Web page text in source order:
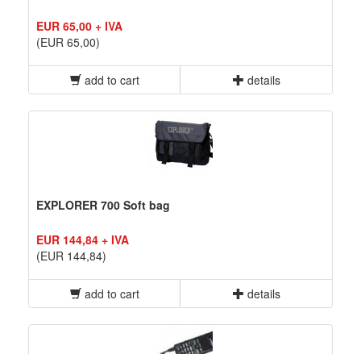
EUR 65,00 + IVA
(EUR 65,00)
add to cart details
EXPLORER 700 Soft bag
EUR 144,84 + IVA
(EUR 144,84)
add to cart details